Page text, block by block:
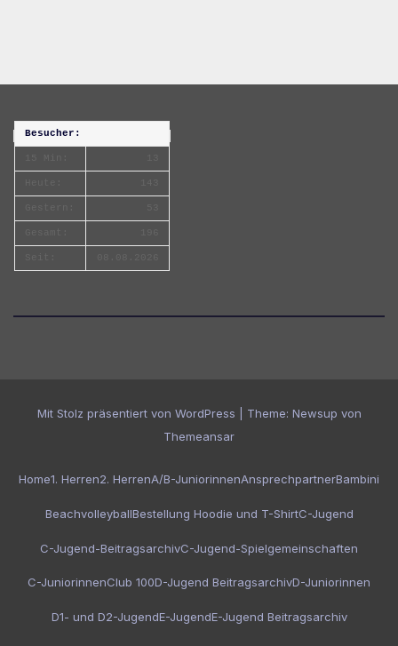
Besucher:
Mit Stolz präsentiert von WordPress Theme: Newsup von
Themeansar
Home1. Herren2. HerrenA/B-JuniorinnenAnsprechpartnerBambini
BeachvolleyballBestellung Hoodie und T-ShirtC-Jugend
C-Jugend-BeitragsarchivC-Jugend-Spielgemeinschaften
C-JuniorinnenClub 100D-Jugend BeitragsarchivD-Juniorinnen
D1- und D2-JugendE-JugendE-Jugend Beitragsarchiv